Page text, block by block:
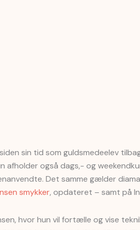
sin tid som guldsmedeelev
også dags,- og
Det samme gælder
smykker, opdateret – samt på
hvor hun vil fortælle og vise